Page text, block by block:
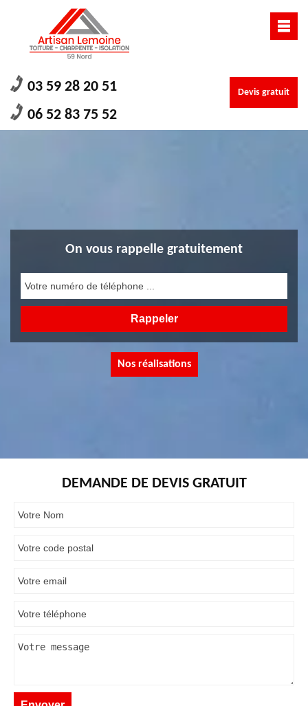
03 59 28 20 51
06 52 83 75 52
Devis gratuit
On vous rappelle gratuitement
Nos réalisations
DEMANDE DE DEVIS GRATUIT